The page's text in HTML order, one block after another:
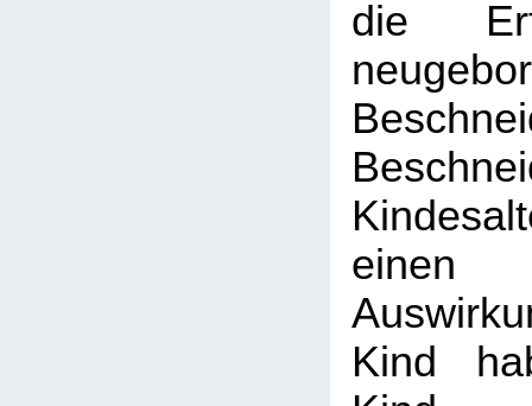
die
einen
Kind